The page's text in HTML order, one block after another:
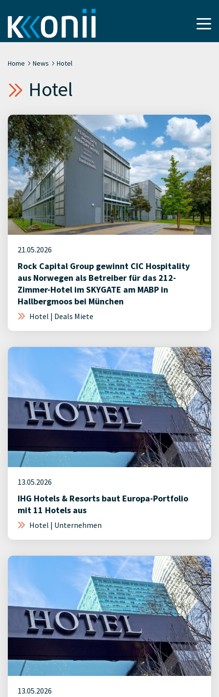
Home News Hotel
Hotel
21.05.2026
Rock Capital Group gewinnt CIC Hospitality
aus Norwegen als Betreiber für das 212-
Zimmer-Hotel im SKYGATE am MABP in
Hallbergmoos bei München
Hotel | Deals Miete
13.05.2026
IHG Hotels & Resorts baut Europa-Portfolio
mit 11 Hotels aus
Hotel | Unternehmen
13.05.2026